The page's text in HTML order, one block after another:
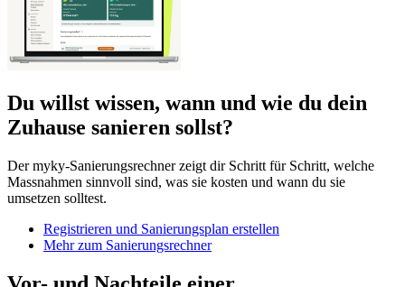
Du willst wissen, wann und wie du dein
Zuhause sanieren sollst?
Der myky-Sanierungsrechner zeigt dir Schritt für Schritt, welche
Massnahmen sinnvoll sind, was sie kosten und wann du sie
umsetzen solltest.
Registrieren und Sanierungsplan erstellen
Mehr zum Sanierungsrechner